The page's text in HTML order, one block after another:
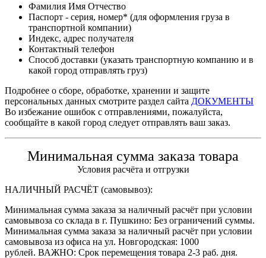
Фамилия Имя Отчество
Паспорт - серия, номер* (для оформления груза в
транспортной компании)
Индекс, адрес получателя
Контактный телефон
Способ доставки (указать транспортную компанию и в
какой город отправлять груз)
Подробнее о сборе, обработке, хранении и защите
персональных данных смотрите раздел сайта ДОКУМЕНТЫ
Во избежание ошибок с отправлениями, пожалуйста,
сообщайте в какой город следует отправлять ваш заказ.
Минимальная сумма заказа товара
Условия расчёта и отгрузки
НАЛИЧНЫЙ РАСЧЁТ (самовывоз):
Минимальная сумма заказа за наличный расчёт при условии
самовывоза со склада в г. Пушкино: Без ограничений суммы.
Минимальная сумма заказа за наличный расчёт при условии
самовывоза из офиса на ул. Новгородская: 1000
рублей. ВАЖНО: Срок перемещения товара 2-3 раб. дня.